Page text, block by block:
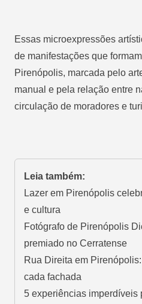
Essas microexpressões
de manifestações que
Pirenópolis, marcada pelo
manual e pela relação entre
circulação de moradores e
Leia também:
Lazer em Pirenópolis
e cultura
Fotógrafo de Pirenópolis
premiado no Cerratense
Rua Direita em
cada fachada
5 experiências imperdíveis